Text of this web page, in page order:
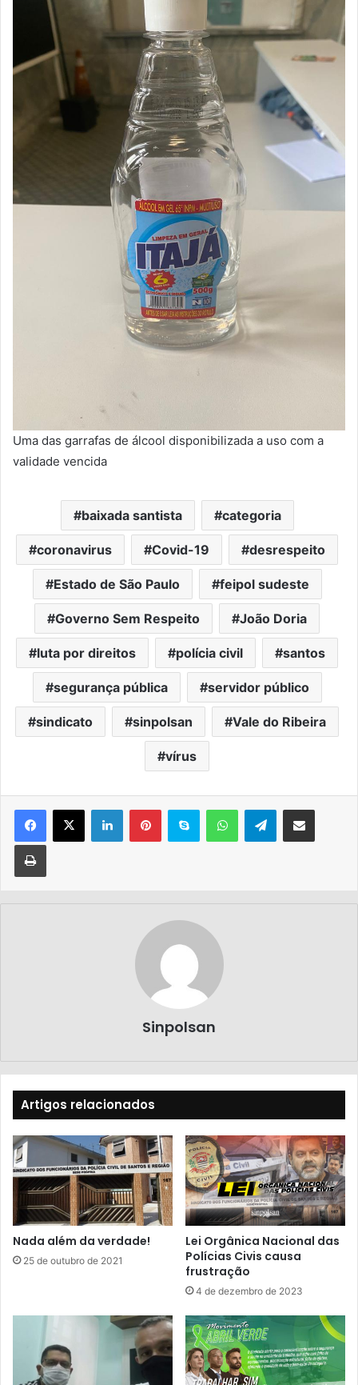
Uma das garrafas de álcool disponibilizada a uso com a
validade vencida
baixada santista categoria
coronavirus Covid-19 desrespeito
Estado de São Paulo feipol sudeste
Governo Sem Respeito João Doria
luta por direitos polícia civil santos
segurança pública servidor público
sindicato sinpolsan Vale do Ribeira
vírus
Sinpolsan
Artigos relacionados
Nada além da verdade!
25 de outubro de 2021
Lei Orgânica Nacional das
Polícias Civis causa
frustração
4 de dezembro de 2023